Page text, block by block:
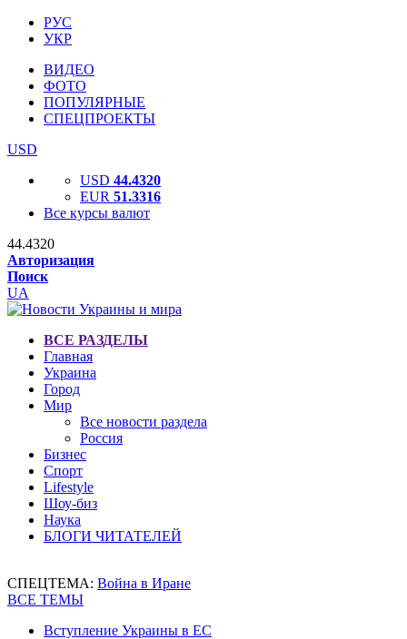
РУС
УКР
ВИДЕО
ФОТО
ПОПУЛЯРНЫЕ
СПЕЦПРОЕКТЫ
USD
USD 44.4320
EUR 51.3316
Все курсы валют
44.4320
Авторизация
Поиск
UA
ВСЕ РАЗДЕЛЫ
Главная
Украина
Город
Мир
Все новости раздела
Россия
Бизнес
Спорт
Lifestyle
Шоу-биз
Наука
БЛОГИ ЧИТАТЕЛЕЙ
СПЕЦТЕМА: Война в Иране
ВСЕ ТЕМЫ
Вступление Украины в ЕС